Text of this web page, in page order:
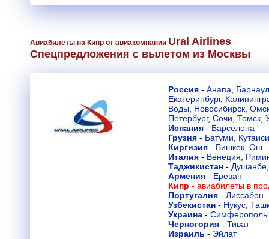
Авиабилеты на Кипр от авиакомпании Ural Airlines
Спецпредложения с вылетом из Москвы
Россия - Анапа
Барнаул
Екатеринбург,
Воды Новосибирск
Петербург, Сочи Томск
Испания - Барселона
Грузия - Батуми
Кутаиси
Киргизия - Бишкек Ош
Италия - Венеция
Таджикистан - Душанбе
Армения - Ереван
Кипр - авиабилеты в
Португалия - Лиссабон
Узбекистан - Нукус
Украина - Симферополь
Черногория - Тиват
Израиль - Эйлат